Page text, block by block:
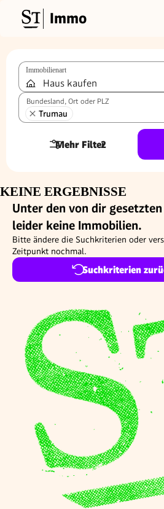
Immo
Immobilienart
Bundesland, Ort oder PLZ
Trumau
Mehr Filter
2
KEINE ERGEBNISSE
Unter den von dir
leider keine Immobilien.
Bitte ändere die Suchkriterien oder
Zeitpunkt nochmal.
Suchkriterien